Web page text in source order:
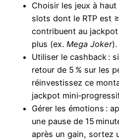
Choisir les jeux à haut
slots dont le RTP est
contribuent au
plus (ex. Mega Joker).
Utiliser le cashback :
retour de 5 % sur les
réinvestissez ce
jackpot
Gérer les émotions :
une pause de 15
après un gain, sortez